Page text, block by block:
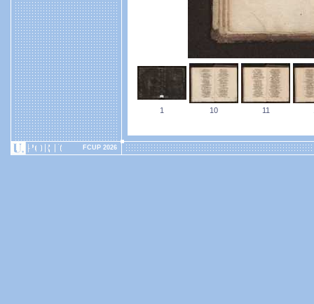
1 10 11
FCUP 2026